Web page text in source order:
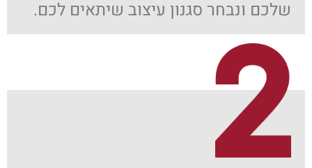
שלכם ונבחר סגנון עיצוב שיתאים לכם.